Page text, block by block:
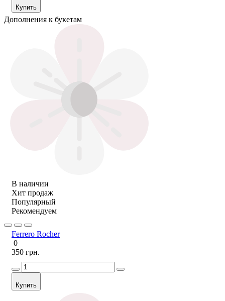
Купить
Дополнения к букетам
В наличии
Хит продаж
Популярный
Рекомендуем
Ferrero Rocher
0
350 грн.
Купить